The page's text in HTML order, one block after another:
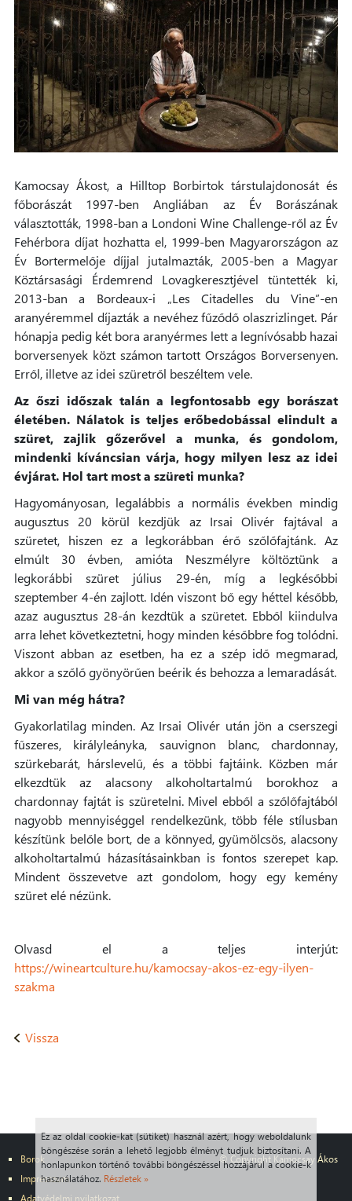
Ez az oldal cookie-kat (sütiket) használ azért, hogy weboldalunk
böngészése során a lehető legjobb élményt tudjuk biztosítani. A
honlapunkon történő további böngészéssel hozzájárul a cookie-k
használatához. Részletek »
Kamocsay Ákost, a Hilltop Borbirtok társtulajdonosát és
főborászát 1997-ben Angliában az Év Borászának
választották, 1998-ban a Londoni Wine Challenge-ről az Év
Fehérbora díjat hozhatta el, 1999-ben Magyarországon az
Év Bortermelője díjjal jutalmazták, 2005-ben a Magyar
Köztársasági Érdemrend Lovagkeresztjével tüntették ki,
2013-ban a Bordeaux-i „Les Citadelles du Vine”-en
aranyéremmel díjazták a nevéhez fűződő olaszrizlinget. Pár
hónapja pedig két bora aranyérmes lett a legnívósabb hazai
borversenyek közt számon tartott Országos Borversenyen.
Erről, illetve az idei szüretről beszéltem vele.
Az őszi időszak talán a legfontosabb egy borászat
életében. Nálatok is teljes erőbedobással elindult a
szüret, zajlik gőzerővel a munka, és gondolom,
mindenki kíváncsian várja, hogy milyen lesz az idei
évjárat. Hol tart most a szüreti munka?
Hagyományosan, legalábbis a normális években mindig
augusztus 20 körül kezdjük az Irsai Olivér fajtával a
szüretet, hiszen ez a legkorábban érő szőlőfajtánk. Az
elmúlt 30 évben, amióta Neszmélyre költöztünk a
legkorábbi szüret július 29-én, míg a legkésőbbi
szeptember 4-én zajlott. Idén viszont bő egy héttel később,
azaz augusztus 28-án kezdtük a szüretet. Ebből kiindulva
arra lehet következtetni, hogy minden későbbre fog tolódni.
Viszont abban az esetben, ha ez a szép idő megmarad,
akkor a szőlő gyönyörűen beérik és behozza a lemaradását.
Mi van még hátra?
Gyakorlatilag minden. Az Irsai Olivér után jön a cserszegi
fűszeres, királyleányka, sauvignon blanc, chardonnay,
szürkebarát, hárslevelű, és a többi fajtáink. Közben már
elkezdtük az alacsony alkoholtartalmú borokhoz a
chardonnay fajtát is szüretelni. Mivel ebből a szőlőfajtából
nagyobb mennyiséggel rendelkezünk, több féle stílusban
készítünk belőle bort, de a könnyed, gyümölcsös, alacsony
alkoholtartalmú házasításainkban is fontos szerepet kap.
Mindent összevetve azt gondolom, hogy egy kemény
szüret elé nézünk.
Olvasd el a teljes interjút:
https://wineartculture.hu/kamocsay-akos-ez-egy-ilyen-
szakma
Vissza
Borok
Impresszum
Adatvédelmi nyilatkozat
© Copyright Kamocsay Ákos